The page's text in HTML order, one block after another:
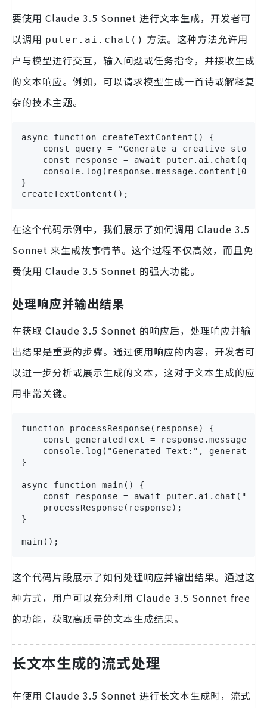
要使用 Claude 3.5 Sonnet 进行文本生成，开发者可
以调用 puter.ai.chat() 方法。这种方法允许用
户与模型进行交互，输入问题或任务指令，并接收生成
的文本响应。例如，可以请求模型生成一首诗或解释复
杂的技术主题。
async function createTextContent() {
const query = "Generate a creative story
const response = await
}
createTextContent();
在这个代码示例中，我们展示了如何调用 Claude 3.5
Sonnet 来生成故事情节。这个过程不仅高效，而且免
费使用 Claude 3.5 Sonnet 的强大功能。
处理响应并输出结果
在获取 Claude 3.5 Sonnet 的响应后，处理响应并输
出结果是重要的步骤。通过使用响应的内容，开发者可
以进一步分析或展示生成的文本，这对于文本生成的应
用非常关键。
function processResponse(response) {
const generatedText =
console.log("Generated Text:",
}
async function main() {
const response = await
    processResponse(response);
}
main();
这个代码片段展示了如何处理响应并输出结果。通过这
种方式，用户可以充分利用 Claude 3.5 Sonnet free
的功能，获取高质量的文本生成结果。
长文本生成的流式处理
在使用 Claude 3.5 Sonnet 进行长文本生成时，流式